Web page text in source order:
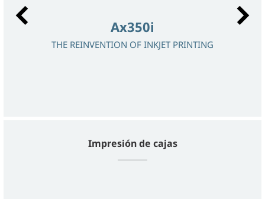
Ax350i
THE REINVENTION OF INKJET PRINTING
Impresión de cajas